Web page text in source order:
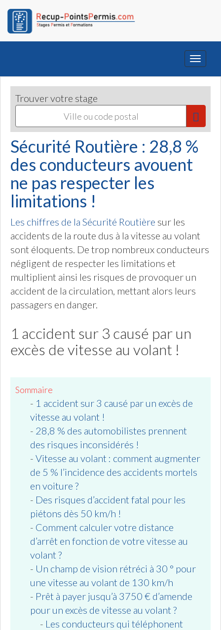
Toggle
Trouver votre stage
Sécurité Routière : 28,8 %
des conducteurs avouent
ne pas respecter les
limitations !
Les chiffres de la Sécurité Routière sur les
accidents de la route dus à la vitesse au volant
sont éloquents. De trop nombreux conducteurs
négligent de respecter les limitations et
multiplient ainsi les risques de provoquer un
accident de la circulation, mettant alors leurs
passagers en danger.
1 accident sur 3 causé par un
excès de vitesse au volant !
Sommaire
- 1 accident sur 3 causé par un excès de
vitesse au volant !
- 28,8 % des automobilistes prennent
des risques inconsidérés !
- Vitesse au volant : comment augmenter
de 5 % l’incidence des accidents mortels
en voiture ?
- Des risques d’accident fatal pour les
piétons dès 50 km/h !
- Comment calculer votre distance
d’arrêt en fonction de votre vitesse au
volant ?
- Un champ de vision rétréci à 30 ° pour
une vitesse au volant de 130 km/h
- Prêt à payer jusqu’à 3750 € d’amende
pour un excès de vitesse au volant ?
- Les conducteurs qui téléphonent